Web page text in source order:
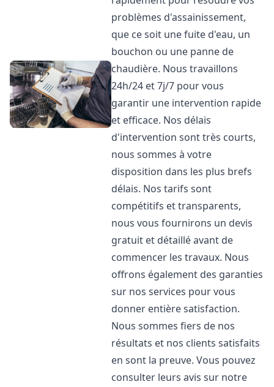
problèmes d'assainissement,
que ce soit une fuite d'eau, un
bouchon ou une panne de
chaudière. Nous travaillons
24h/24 et 7j/7 pour vous
garantir une intervention rapide
et efficace. Nos délais
d'intervention sont très courts,
nous sommes à votre
disposition dans les plus brefs
délais. Nos tarifs sont
compétitifs et transparents,
nous vous fournirons un devis
gratuit et détaillé avant de
commencer les travaux. Nous
offrons également des garanties
sur nos services pour vous
donner entière satisfaction.
Nous sommes fiers de nos
résultats et nos clients satisfaits
en sont la preuve. Vous pouvez
consulter leurs avis sur notre